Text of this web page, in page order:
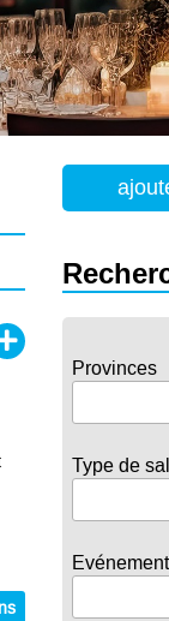
Provinces
Type de
Evénement